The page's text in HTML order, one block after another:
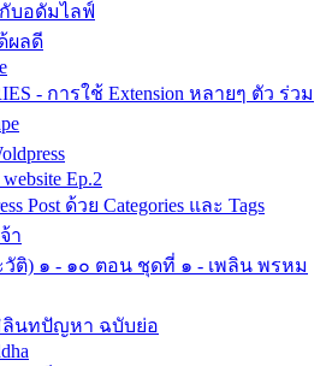
บอดัมไลฟ์
ผลดี
- การใช้ Extension หลายๆ ตัว ร่วม
Ep.2
Post ด้วย Categories และ Tags
า
ติ) ๑ - ๑๐ ตอน ชุดที่ ๑ - เพลิน พรหม
ลินทปัญหา ฉบับย่อ